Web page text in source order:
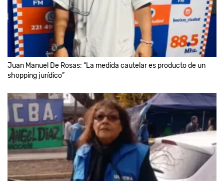
Juan Manuel De Rosas: “La medida cautelar es producto de un
shopping jurídico”